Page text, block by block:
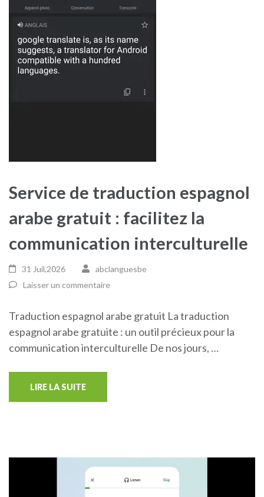
Service de traduction espagnol
arabe gratuit : facilitez la
communication interculturelle
31 Juil,2026
abclanguesbe
Laisser un commentaire
Traduction espagnol arabe gratuit La traduction
espagnol arabe gratuite : un outil précieux pour la
communication interculturelle De nos jours, …
LIRE LA SUITE